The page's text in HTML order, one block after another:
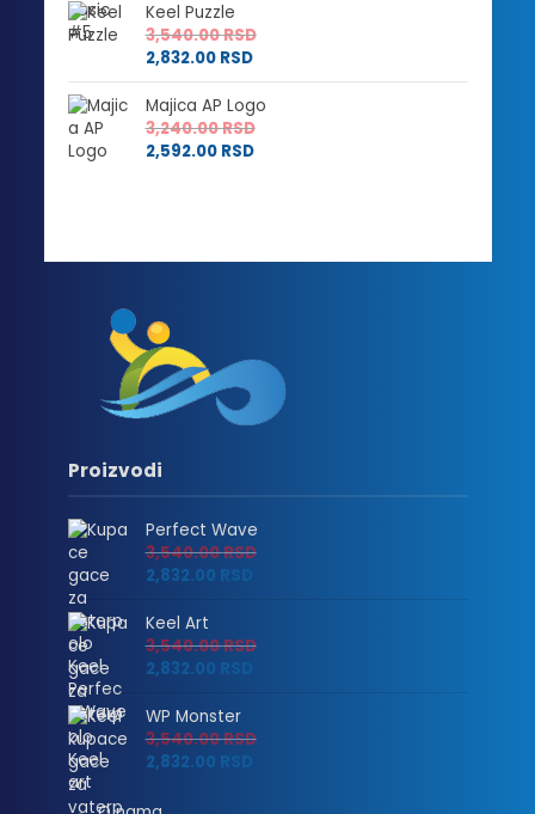
Keel Puzzle
3,540.00RSD
2,832.00 RSD
Majica AP Logo
3,240.00RSD
2,592.00 RSD
Proizvodi
Perfect Wave
3,540.00RSD
2,832.00 RSD
Keel Art
3,540.00RSD
2,832.00 RSD
WP Monster
3,540.00RSD
2,832.00 RSD